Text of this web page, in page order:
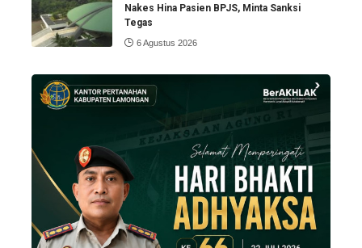
Nakes Hina Pasien BPJS, Minta Sanksi
Tegas
6 Agustus 2026